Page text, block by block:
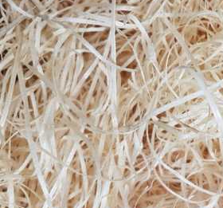
Размер:25 x 35 cm
Материал:сосна
Tовар можно получить в пункте
Цена за 1 упаковку
4,78 €
1+ уп.